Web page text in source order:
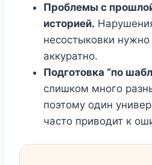
Проблемы с
историей.
несостыковки нужно
аккуратно.
Подготовка “по
слишком много
поэтому один
часто приводит к